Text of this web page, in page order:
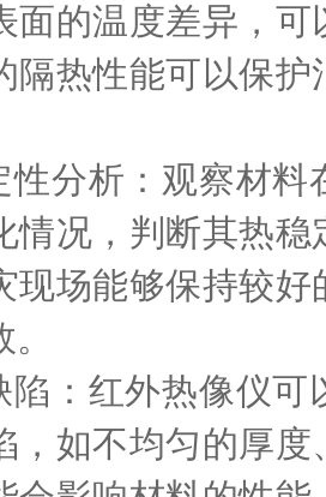
面的温度差异，
隔热性能可以保
性分析：观察材料
情况，判断其热
现场能够保持较
陷：红外热像仪可
，如不均匀的厚